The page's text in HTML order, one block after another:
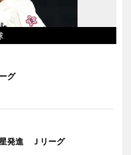
グ
発進 Ｊリーグ